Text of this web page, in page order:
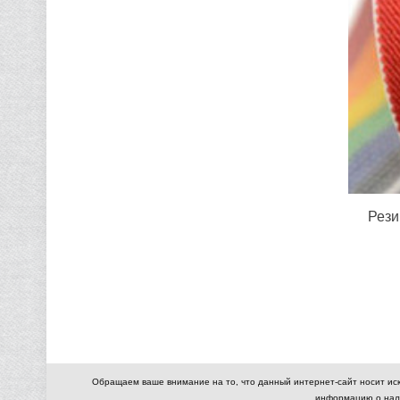
Обращаем ваше внимание на то, что данный интернет-сайт носит
информацию о